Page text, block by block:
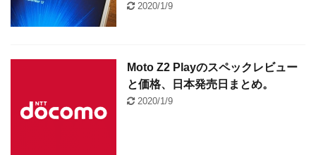
2020/1/9
Moto Z2 Playのスペックレビュー
と価格、日本発売日まとめ。
2020/1/9